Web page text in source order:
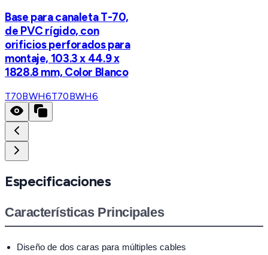
Base para canaleta T-70,
de PVC rígido, con
orificios perforados para
montaje, 103.3 x 44.9 x
1828.8 mm, Color Blanco
T70BWH6T70BWH6
Especificaciones
Características Principales
Diseño de dos caras para múltiples cables